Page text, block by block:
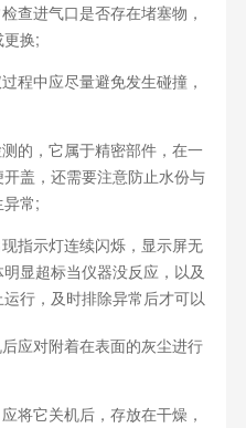
进气口是否存在堵塞物，
换;
中应尽量避免发生碰撞，
，它属于精密部件，在一
盖，还需要注意防止水份与
常;
示灯连续闪烁，显示屏无
显超标当仪器没反应，以及
行，及时排除异常后才可以
对附着在表面的灰尘进行
它关机后，存放在干燥，